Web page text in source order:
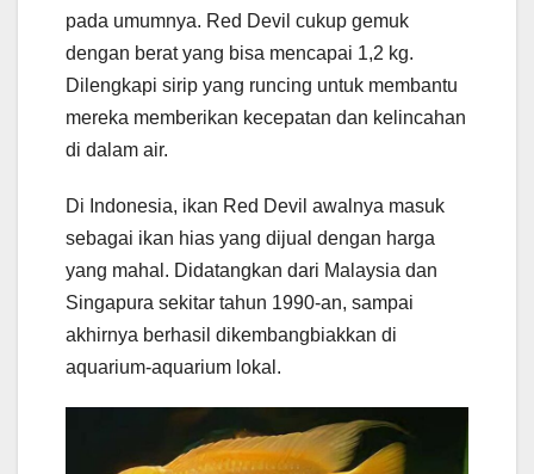
pada umumnya. Red Devil cukup gemuk
dengan berat yang bisa mencapai 1,2 kg.
Dilengkapi sirip yang runcing untuk membantu
mereka memberikan kecepatan dan kelincahan
di dalam air.
Di Indonesia, ikan Red Devil awalnya masuk
sebagai ikan hias yang dijual dengan harga
yang mahal. Didatangkan dari Malaysia dan
Singapura sekitar tahun 1990-an, sampai
akhirnya berhasil dikembangbiakkan di
aquarium-aquarium lokal.